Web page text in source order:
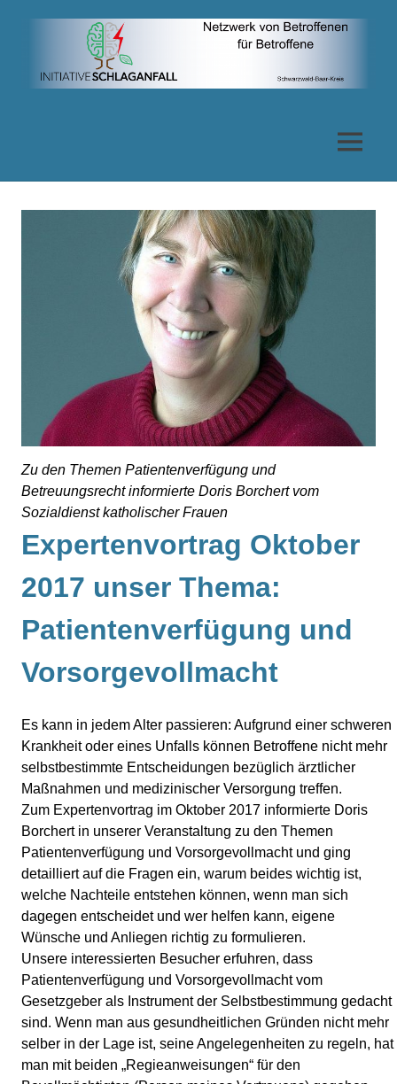
Betroffene
MENÜ
Zu den Themen Patientenverfügung und
Betreuungsrecht informierte Doris Borchert vom
Sozialdienst katholischer Frauen
Expertenvortrag Oktober
2017 unser Thema:
Patientenverfügung und
Vorsorgevollmacht
Es kann in jedem Alter passieren: Aufgrund einer schweren
Krankheit oder eines Unfalls können Betroffene nicht mehr
selbstbestimmte Entscheidungen bezüglich ärztlicher
Maßnahmen und medizinischer Versorgung treffen.
Zum Expertenvortrag im Oktober 2017 informierte Doris
Borchert in unserer Veranstaltung zu den Themen
Patientenverfügung und Vorsorgevollmacht und ging
detailliert auf die Fragen ein, warum beides wichtig ist,
welche Nachteile entstehen können, wenn man sich
dagegen entscheidet und wer helfen kann, eigene
Wünsche und Anliegen richtig zu formulieren.
Unsere interessierten Besucher erfuhren, dass
Patientenverfügung und Vorsorgevollmacht vom
Gesetzgeber als Instrument der Selbstbestimmung gedacht
sind. Wenn man aus gesundheitlichen Gründen nicht mehr
selber in der Lage ist, seine Angelegenheiten zu regeln, hat
man mit beiden „Regieanweisungen“ für den